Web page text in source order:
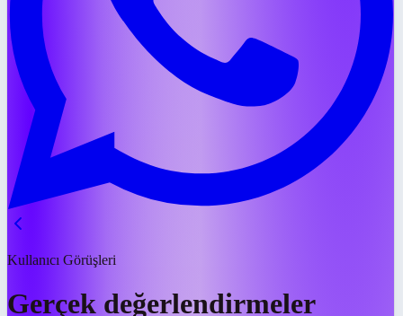
Kullanıcı Görüşleri
Gerçek değerlendirmeler